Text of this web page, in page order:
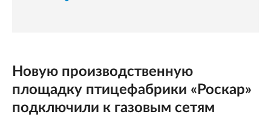
Новую производственную
площадку птицефабрики «Роскар»
подключили к газовым сетям